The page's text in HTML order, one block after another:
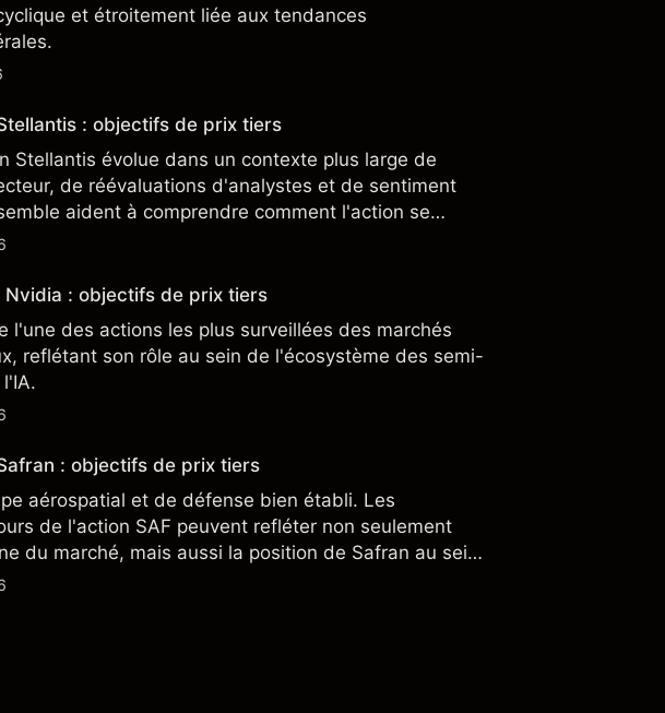
et étroitement liée aux tendances
: objectifs de prix tiers
Stellantis évolue dans un contexte plus large de
de réévaluations d'analystes et de sentiment
aident à comprendre comment l'action se
Nvidia : objectifs de prix tiers
l'une des actions les plus surveillées des marchés
reflétant son rôle au sein de l'écosystème des semi-
: objectifs de prix tiers
aérospatial et de défense bien établi. Les
de l'action SAF peuvent refléter non seulement
du marché, mais aussi la position de Safran au sein
et du secteur aérospatial et de la défense